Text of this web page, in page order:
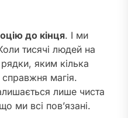
до кінця. І ми
тисячі людей на
яким кілька
справжня магія.
лише чиста
ми всі пов’язані.